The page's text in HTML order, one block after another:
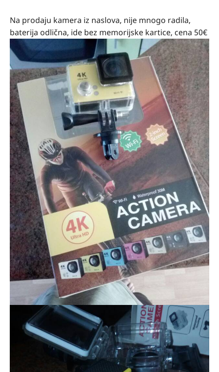
Na prodaju kamera iz naslova, nije mnogo radila,
baterija odlična, ide bez memorijske kartice, cena 50€